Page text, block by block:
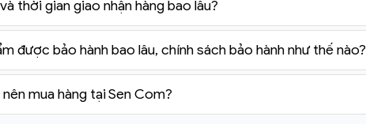
thời gian giao nhận hàng bao lâu?
được bảo hành bao lâu, chính sách bảo hành như thế nào?
mua hàng tại Sen Com?